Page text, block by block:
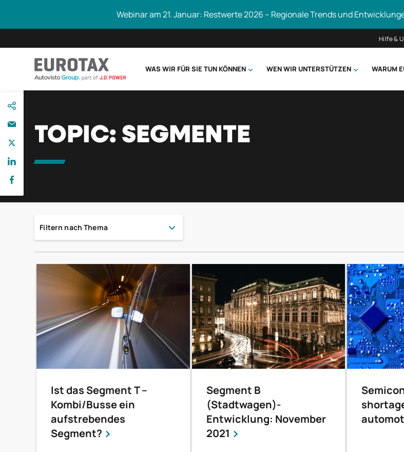
zum
Inhalt
Webinar am 21. Januar: Restwerte 2026 – Regionale Trends und
Hilfe &
WAS WIR FÜR SIE TUN KÖNNEN WEN WIR UNTERSTÜTZEN WARUM
TOPIC: SEGMENTE
Filtern nach Thema
Ist das Segment T –
Kombi/Busse ein
aufstrebendes
Segment?
Segment B
(Stadtwagen)-
Entwicklung: November
2021